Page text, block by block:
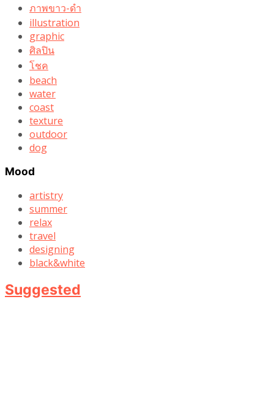
ภาพขาว-ดำ
illustration
graphic
ศิลปิน
โชค
beach
water
coast
texture
outdoor
dog
Mood
artistry
summer
relax
travel
designing
black&white
Suggested